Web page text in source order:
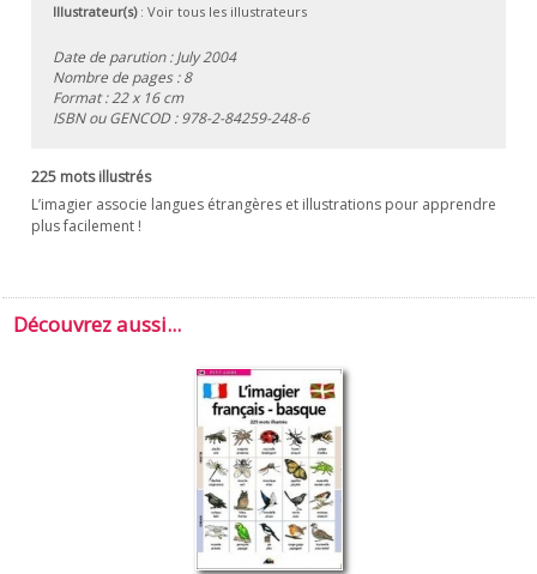
Illustrateur(s): Voir tous les illustrateurs
Date de parution : July 2004
Nombre de pages : 8
Format : 22 x 16 cm
ISBN ou GENCOD :978-2-84259-248-6
225 mots illustrés
L’imagier associe langues étrangères et illustrations pour apprendre
plus facilement !
Découvrez aussi...